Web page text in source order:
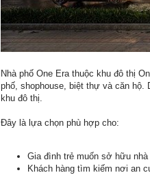
Nhà phố One Era thuộc khu đô thị
phố, shophouse, biệt thự và căn
khu đô thị.
Đây là lựa chọn phù hợp cho:
Gia đình trẻ muốn sở hữu nhà
Khách hàng tìm kiếm nơi an